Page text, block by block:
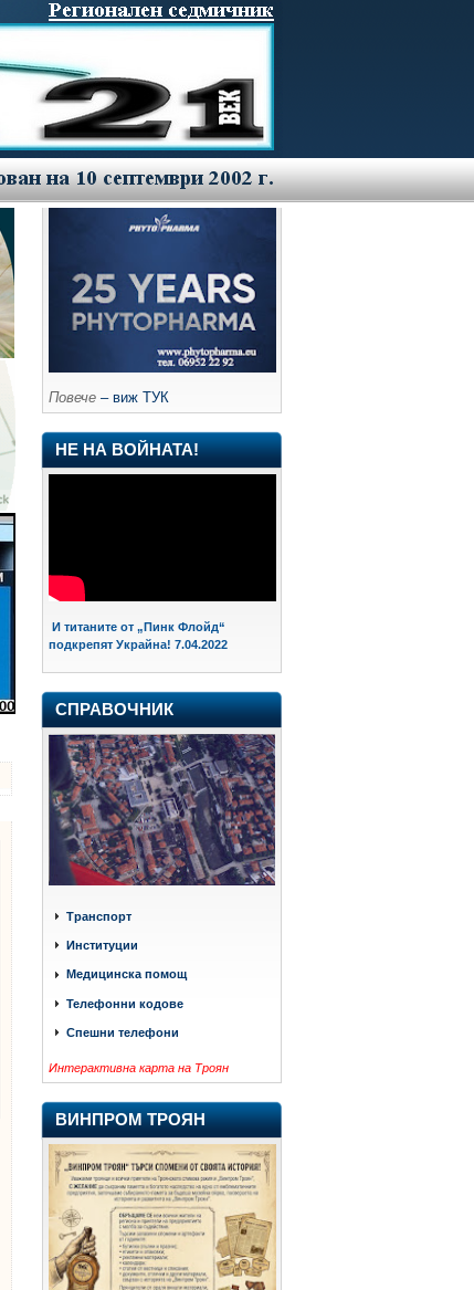
Повече – виж ТУК
НЕ НА ВОЙНАТА!
И титаните от „Пинк Флойд“
подкрепят Украйна! 7.04.2022
СПРАВОЧНИК
Транспорт
Институции
Медицинска помощ
Телефонни кодове
Спешни телефони
Интерактивна карта на Троян
ВИНПРОМ ТРОЯН